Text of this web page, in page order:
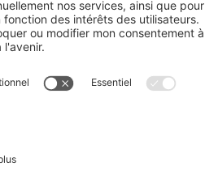
et le recyclage des emballages
cela, nous comptons aussi sur
vous contribuez à une